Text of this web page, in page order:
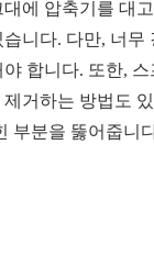
에 압축기를 대
니다. 다만, 너무
합니다. 또한, 스
거하는 방법도
부분을 뚫어줍니